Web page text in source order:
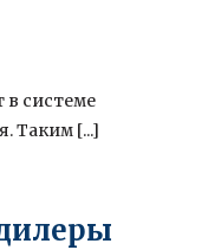
в системе
Таким [...]